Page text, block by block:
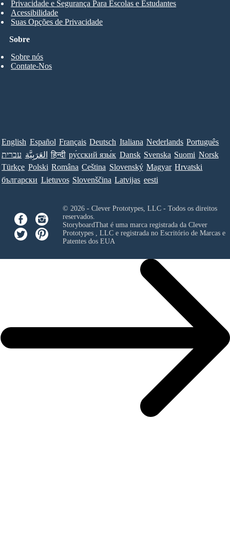
Sobre
Sobre nós
Contate-Nos
Privacidade e Segurança Para Escolas e Estudantes
Acessibilidade
Suas Opções de Privacidade
English Español Français Deutsch Italiana Nederlands Português
עברית العَرَبِيَّة हिन्दी ру́сский язы́к Dansk Svenska Suomi Norsk
Türkçe Polski Româna Ceština Slovenský Magyar Hrvatski
български Lietuvos Slovenščina Latvijas eesti
© 2026 - Clever Prototypes, LLC - Todos os direitos
reservados.
StoryboardThat é uma marca registrada da Clever
Prototypes , LLCe registrada no Escritório de Marcas e
Patentes dos EUA